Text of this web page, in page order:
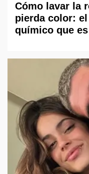
Cómo lavar la
pierda color: el
químico que